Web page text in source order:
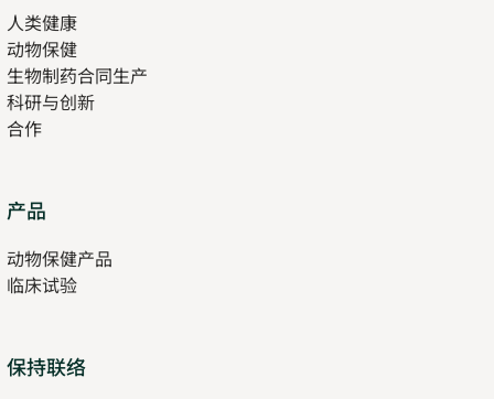
人类健康
new
tab
动物保健
生物制药合同生产
科研与创新
合作
产品
new
tab
动物保健产品
临床试验
保持联络